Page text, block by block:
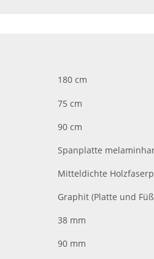
180 cm
75 cm
90 cm
Spanplatte
Mitteldichte
Graphit (Platte und
38 mm
90 mm